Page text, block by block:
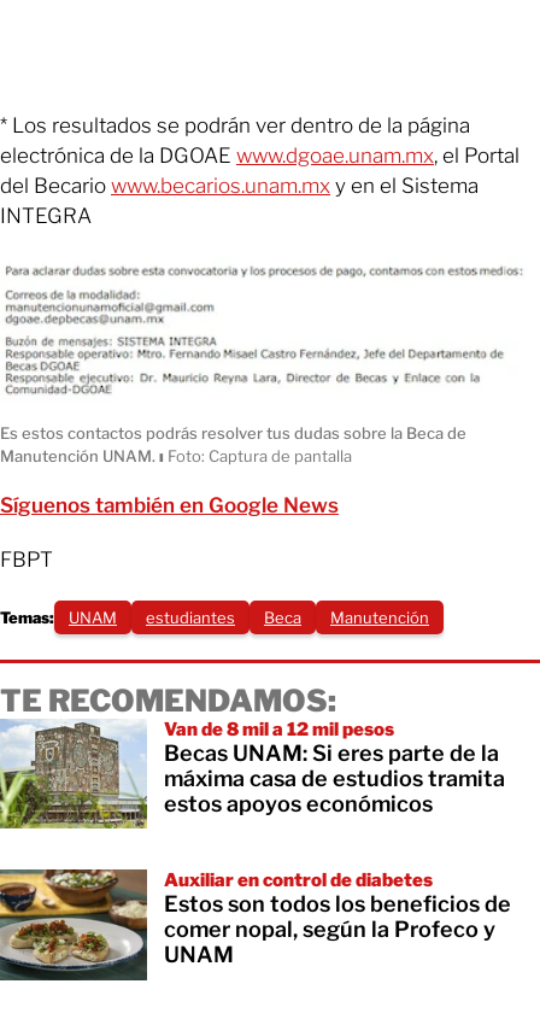
* Los resultados se podrán ver dentro de la página
electrónica de la DGOAE www.dgoae.unam.mx, el Portal
del Becario www.becarios.unam.mx y en el Sistema
INTEGRA
Es estos contactos podrás resolver tus dudas sobre la Beca de
Manutención UNAM. ı Foto: Captura de pantalla
Síguenos también en Google News
FBPT
Temas: UNAM estudiantes Beca Manutención
TE RECOMENDAMOS:
Van de 8 mil a 12 mil pesos
Becas UNAM: Si eres parte de la
máxima casa de estudios tramita
estos apoyos económicos
Auxiliar en control de diabetes
Estos son todos los beneficios de
comer nopal, según la Profeco y
UNAM